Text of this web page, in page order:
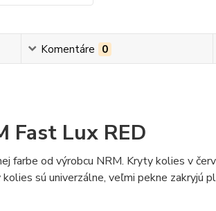
Komentáre 0
Fast Lux RED
farbe od výrobcu NRM. Kryty kolies v
sú univerzálne, veľmi pekne zakryjú